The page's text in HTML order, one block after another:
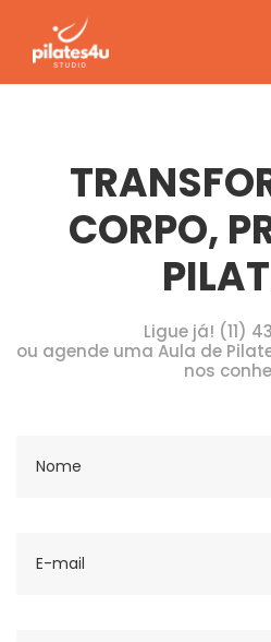
conteúdo
Categoria:
CORPO,
Ligue já! (11)
ou agende uma Aula de
nos